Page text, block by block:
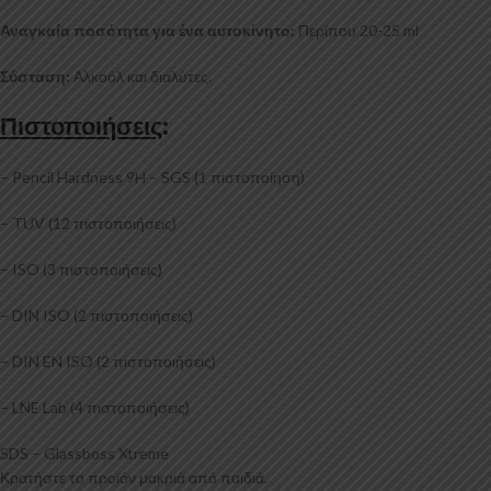
Αναγκαία ποσότητα για ένα αυτοκίνητο: Περίπου 20-25 ml
Σύσταση: Αλκοόλ και διαλύτες.
Πιστοποιήσεις:
– Pencil Hardness 9H – SGS (1 πιστοποίηση)
– TUV (12 πιστοποιήσεις)
– ISO (3 πιστοποιήσεις)
– DIN ISO (2 πιστοποιήσεις)
– DIN EN ISO (2 πιστοποιήσεις)
– LNE Lab (4 πιστοποιήσεις)
SDS – Glassboss Xtreme
Κρατήστε το προϊόν μακριά από παιδιά.